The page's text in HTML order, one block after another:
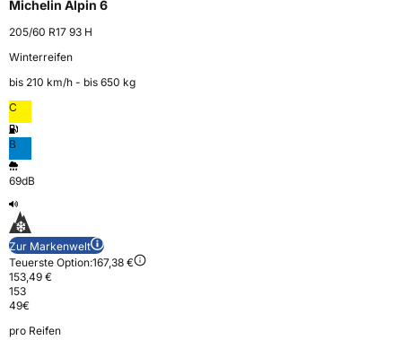
Michelin Alpin 6
205/60 R17 93 H
Winterreifen
bis 210 km⁠/⁠h - bis 650 kg
C
B
69dB
Zur Markenwelt
Teuerste Option:167,38 €
153,49 €
153
49€
pro Reifen